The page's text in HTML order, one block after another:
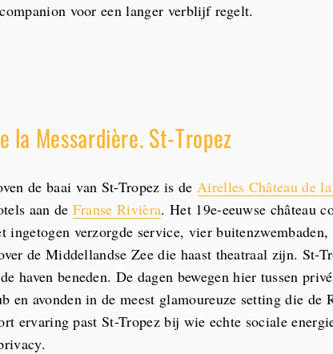
voor een langer verblijf regelt.
la Messardière. St-Tropez
de baai van St-Tropez is de Airelles Château de
aan de Franse Rivièra. Het 19e-eeuwse château
ingetogen verzorgde service, vier
de Middellandse Zee die haast theatraal zijn. St-
haven beneden. De dagen bewegen hier tussen
en avonden in de meest glamoureuze setting die de
ervaring past St-Tropez bij wie echte sociale